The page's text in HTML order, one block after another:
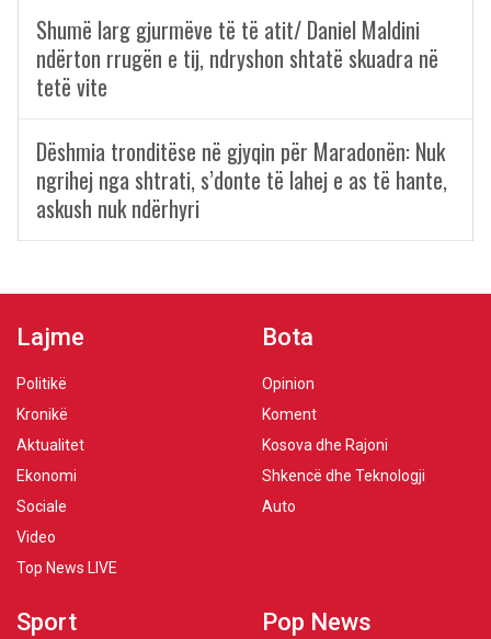
Shumë larg gjurmëve të të atit/ Daniel Maldini
ndërton rrugën e tij, ndryshon shtatë skuadra në
tetë vite
Dëshmia tronditëse në gjyqin për Maradonën: Nuk
ngrihej nga shtrati, s’donte të lahej e as të hante,
askush nuk ndërhyri
Lajme
Politikë
Kronikë
Aktualitet
Ekonomi
Sociale
Video
Top News LIVE
Bota
Opinion
Koment
Kosova dhe Rajoni
Shkencë dhe Teknologji
Auto
Sport Pop News